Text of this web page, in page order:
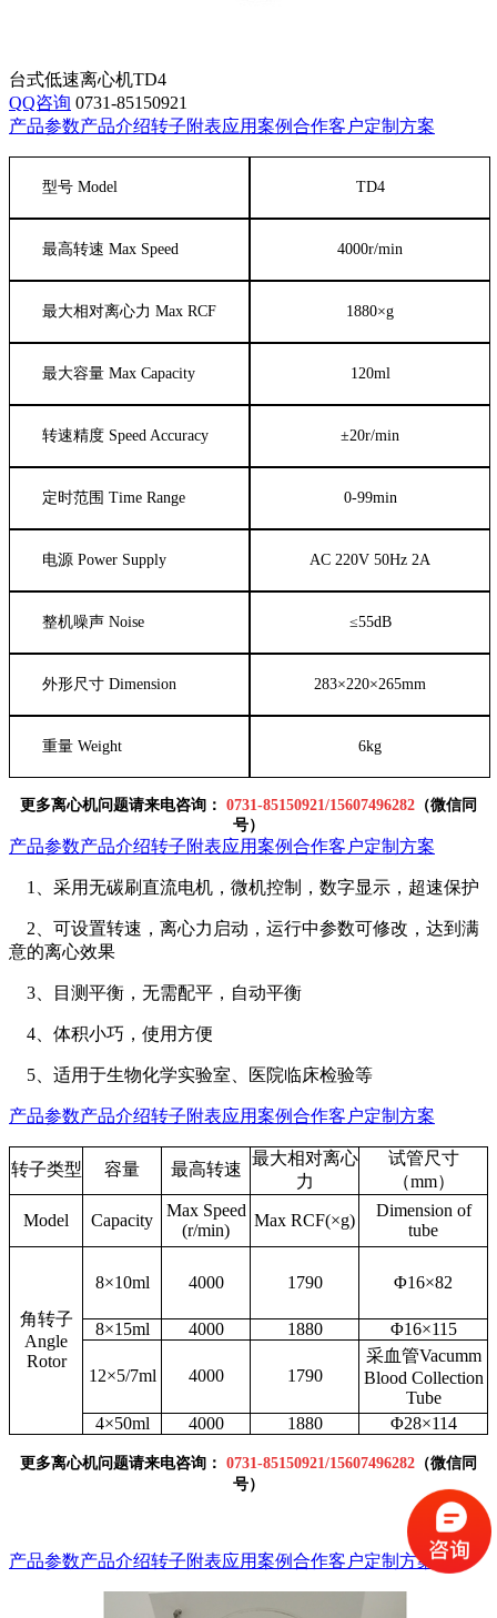
台式低速离心机TD4
QQ咨询 0731-85150921
产品参数产品介绍转子附表应用案例合作客户定制方案
型号 Model TD4
最高转速 Max Speed 4000r/min
最大相对离心力Max RCF 1880×g
最大容量 Max Capacity 120ml
转速精度 Speed Accuracy ±20r/min
定时范围 Time Range 0-99min
电源 Power Supply AC 220V 50Hz 2A
整机噪声 Noise ≤55dB
外形尺寸 Dimension 283×220×265mm
重量 Weight 6kg
更多离心机问题请来电咨询： 0731-85150921/15607496282 （微信同
号）
产品参数产品介绍转子附表应用案例合作客户定制方案
1、采用无碳刷直流电机，微机控制，数字显示，超速保护
2、可设置转速，离心力启动，运行中参数可修改，达到满
意的离心效果
3、目测平衡，无需配平，自动平衡
4、体积小巧，使用方便
5 、适用于生物化学实验室、医院临床检验等
产品参数产品介绍转子附表应用案例合作客户定制方案
转子类型 容量 最高转速
最大相对离心
力
试管尺寸
（mm）
Model Capacity
Max Speed
(r/min)
Max RCF(×g)
Dimension of
tube
角转子
Angle
Rotor
8×10ml 4000 1790 Φ16×82
8×15ml 4000 1880 Φ16×115
12×5/7ml 4000 1790
采血管Vacumm
Blood Collection
Tube
4×50ml
4000 1880 Φ28×114
更多离心机问题请来电咨询： 0731-85150921/15607496282 （微信同
号）
产品参数产品介绍转子附表应用案例合作客户定制方案